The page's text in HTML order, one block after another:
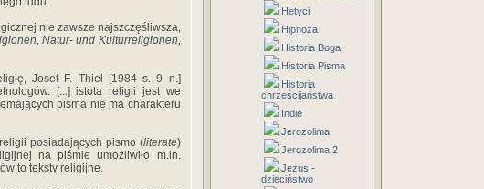
nie zawsze najszczęśliwsza,
Natur- und Kulturreligionen,
Josef F. Thiel [1984 s. 9 n.]
[...] istota religii jest we
pisma nie ma charakteru
posiadających pismo (literate)
na piśmie umożliwiło m.in.
to teksty religijne.
Hetyci
Hipnoza
Historia Boga
Historia Pisma
Historia
chrześcijaństwa
Indie
Jerozolima
Jerozolima 2
Jezus -
dzieciństwo